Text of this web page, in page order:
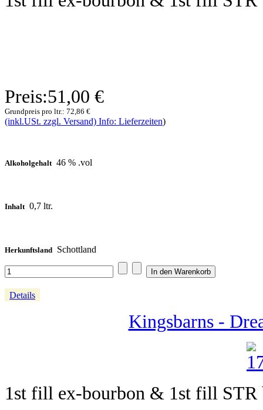
Preis:51,00 €
Grundpreis pro ltr.: 72,86 €
(inkl.USt. zzgl. Versand) Info: Lieferzeiten)
Alkoholgehalt 46 % .vol
Inhalt 0,7 ltr.
Herkunftsland Schottland
Details
Kingsbarns -
1st fill ex-bourbon & 1st fill STR